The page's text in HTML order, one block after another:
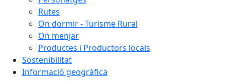
Rutes
On dormir - Turisme Rural
On menjar
Productes i Productors locals
Sostenibilitat
Informació geogràfica